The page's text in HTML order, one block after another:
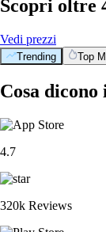
Scopri oltre
Vedi prezzi
Trending Top
Cosa
4.7
320k Reviews